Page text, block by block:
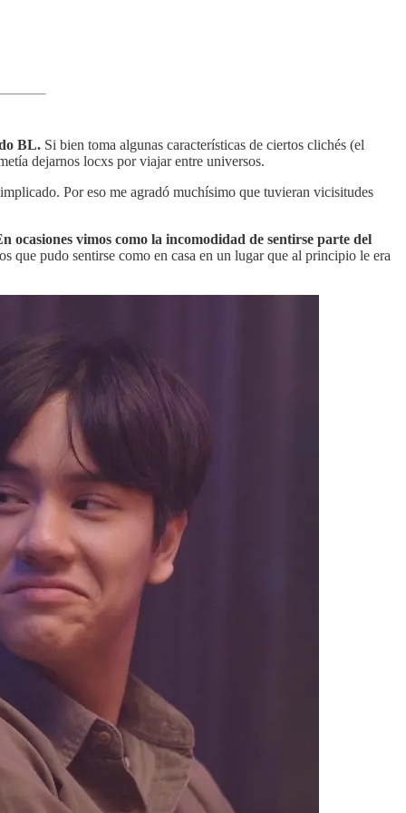
BL. Si bien toma algunas características de ciertos clichés (el
dejarnos locxs por viajar entre universos.
Por eso me agradó muchísimo que tuvieran vicisitudes
ocasiones vimos como la incomodidad de sentirse parte del
que pudo sentirse como en casa en un lugar que al principio le era